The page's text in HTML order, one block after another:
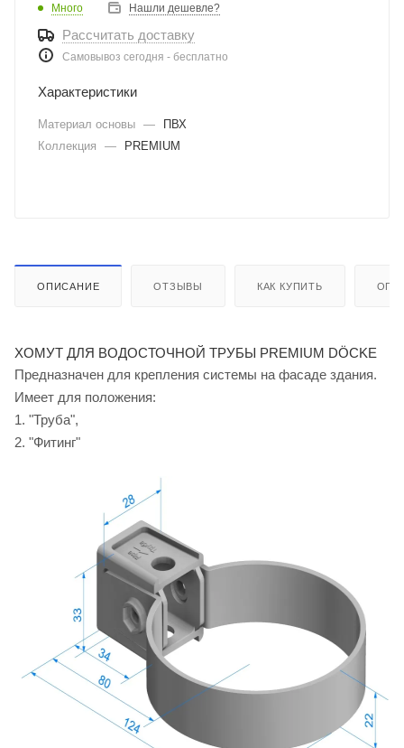
Много Нашли дешевле?
Рассчитать доставку
Самовывоз сегодня - бесплатно
Характеристики
Материал основы —
ПВХ
Коллекция
— PREMIUM
ОПИСАНИЕ ОТЗЫВЫ КАК КУПИТЬ
ХОМУТ ДЛЯ ВОДОСТОЧНОЙ ТРУБЫ PREMIUM DÖCKE
Предназначен для крепления системы на фасаде здания.
Имеет для положения:
1. "Труба",
2. "Фитинг"